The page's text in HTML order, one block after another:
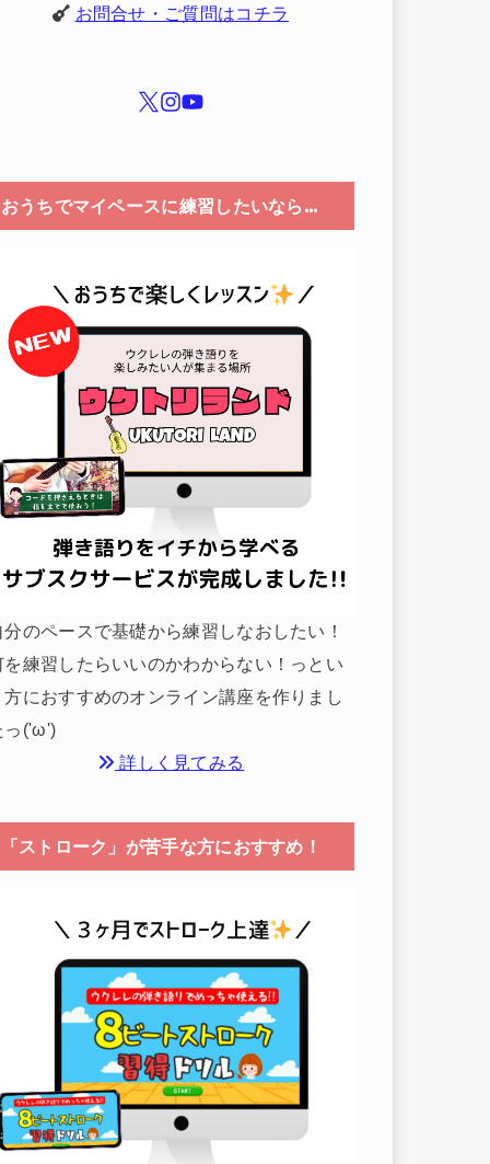
お問合せ・ご質問はコチラ
おうちでマイペースに練習したいなら…
分のペースで基礎から練習しなおしたい！
を練習したらいいのかわからない！っとい
方におすすめのオンライン講座を作りまし
っ('ω')
詳しく見てみる
「ストローク」が苦手な方におすすめ！